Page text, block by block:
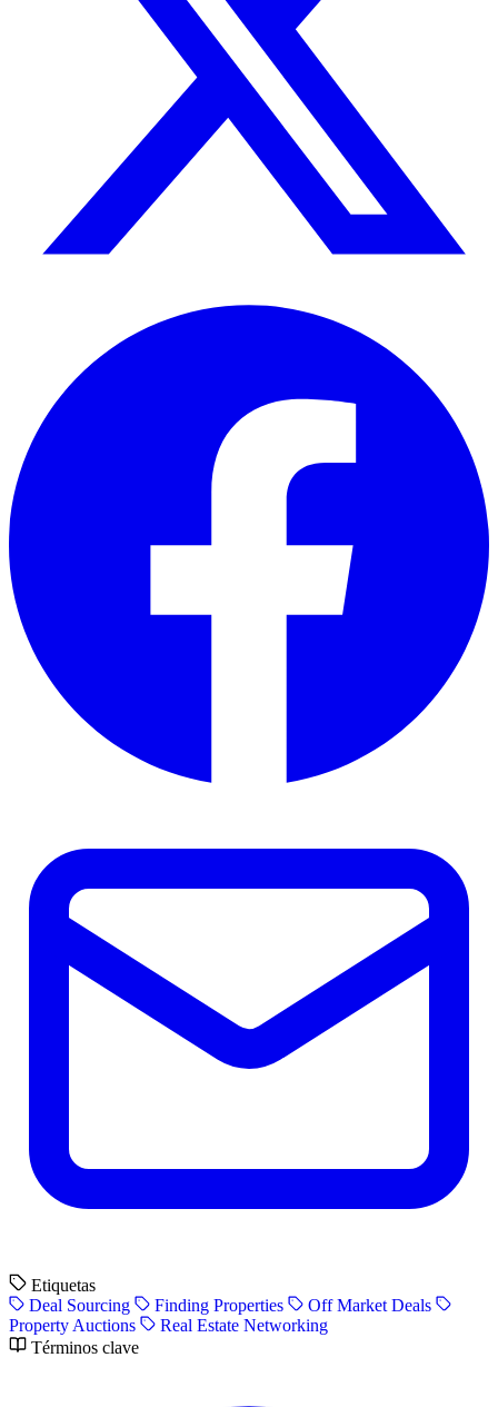
Etiquetas
Deal Sourcing
Finding Properties
Off Market Deals
Property Auctions
Real Estate Networking
Términos clave